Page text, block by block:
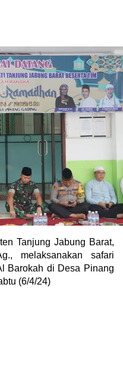
Tanjung Jabung Barat,
melaksanakan safari
Barokah di Desa Pinang
(6/4/24)